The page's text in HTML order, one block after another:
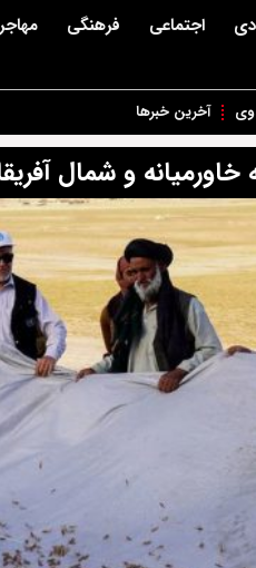
اجتماعی فرهنگی
وی آخرین خبرها
و شمال